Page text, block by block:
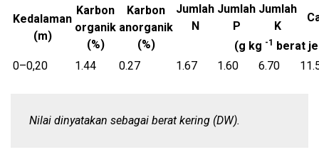
Kedalaman
(m)
Karbon
organik
(%)
Karbon
anorganik
(%)
Jumlah
N
Jumlah
P
Jumlah
K
(g kg -1 berat
0–0,20
1.44 0.27 1.67 1.60 6.70
Nilai dinyatakan sebagai berat kering (DW).